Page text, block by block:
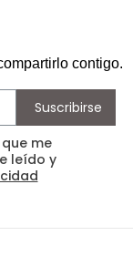
contigo.
Suscribirse
me
leído y